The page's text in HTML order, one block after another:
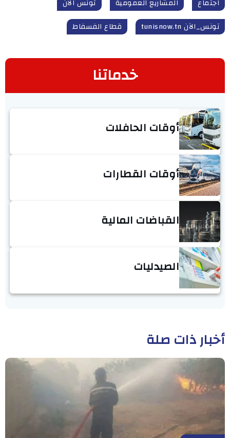
اجتماع المشاريع العمومية
تونس الآن
تونس_الآن tunisnow.tn
قطاع الفسفاط
خدماتنا
أوقات الحافلات
أوقات القطارات
القباضات المالية
الصيدليات
أخبار ذات صلة